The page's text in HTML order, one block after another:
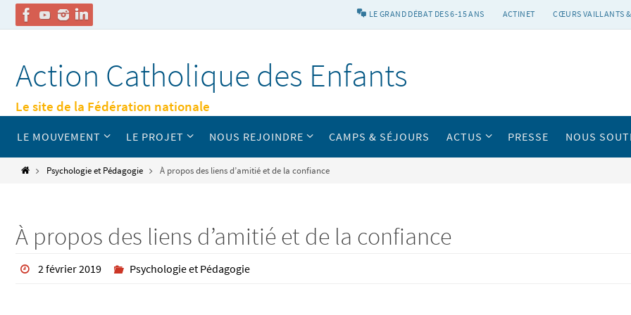
contenu
LE GRAND DÉBAT DES 6-15 ANS ACTINET CŒURS VAILLANTS
Action Catholique des Enfants
Le site de la Fédération nationale
contenu
LE MOUVEMENT LE PROJET NOUS REJOINDRE CAMPS & SÉJOURS ACTUS PRESSE NOUS
HomePsychologie et Pédagogie À propos des liens d’amitié et de la confiance
À propos des liens d’amitié et de la confiance
2 février 2019 Psychologie et Pédagogie